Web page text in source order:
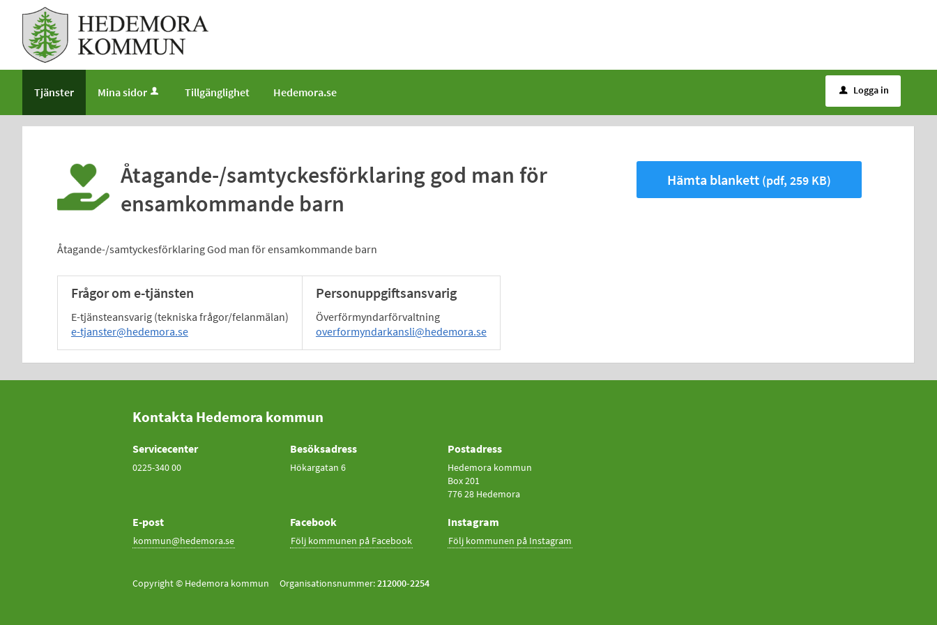
Välkommen
tjänster
kommun
Tjänster Mina sidor Tillgänglighet Hedemora.se u Logga in
Åtagande-/samtyckesförklaring god man för
ensamkommande barn
Åtagande-/samtyckesförklaring God man för ensamkommande barn
Frågor om e-tjänsten
E-tjänsteansvarig (tekniska frågor/felanmälan)
e-tjanster@hedemora.se
Personuppgiftsansvarig
Överförmyndarförvaltning
overformyndarkansli@hedemora.se
Hämta blankett (pdf, 259 KB)
Kontakta Hedemora kommun
Servicecenter
0225-340 00
Besöksadress
Hökargatan 6
Postadress
Hedemora kommun
Box 201
776 28 Hedemora
E-post
kommun@hedemora.se
Facebook
Följ kommunen på Facebook
Instagram
Följ kommunen på Instagram
Copyright © Hedemora kommun Organisationsnummer:212000-2254